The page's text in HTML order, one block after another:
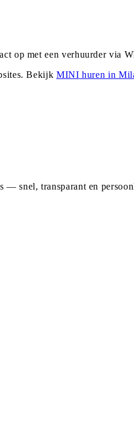
op met een verhuurder via
Bekijk MINI huren in
— snel, transparant en